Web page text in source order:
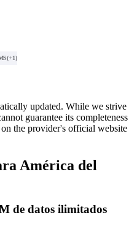
(+1)
updated. While we strive
guarantee its completeness
the provider's official website
América del
de datos ilimitados